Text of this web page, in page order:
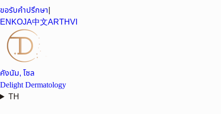
ขอรับคำปรึกษา|
ENKOJA中文ARTHVI
คังนัม, โซล
Delight Dermatology
TH